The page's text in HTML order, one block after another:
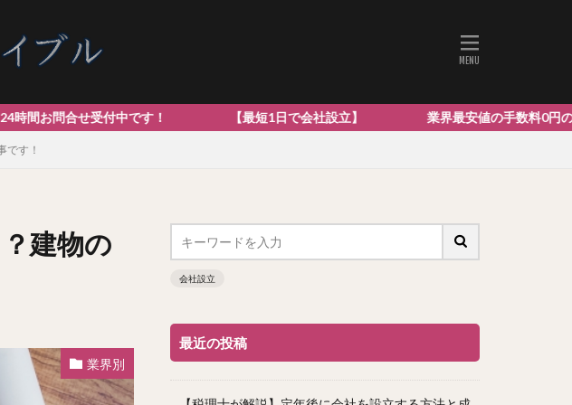
受付中です！ 【最短1日で会社設立】 業界最安値の手数料0円の提案型の会社設立
です！
建物の
業界別
会社設立
最近の投稿